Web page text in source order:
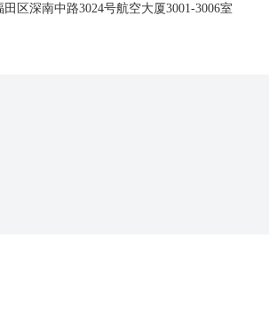
区深南中路3024号航空大厦3001-3006室